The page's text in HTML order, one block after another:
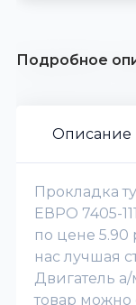
Подробное
Описание
Прокладка
ЕВРО 7405-
по цене
нас лучшая
Двигатель
товар можно